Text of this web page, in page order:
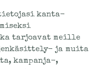
kanta-
tarjoavat meille
ja muita
kampanja-,